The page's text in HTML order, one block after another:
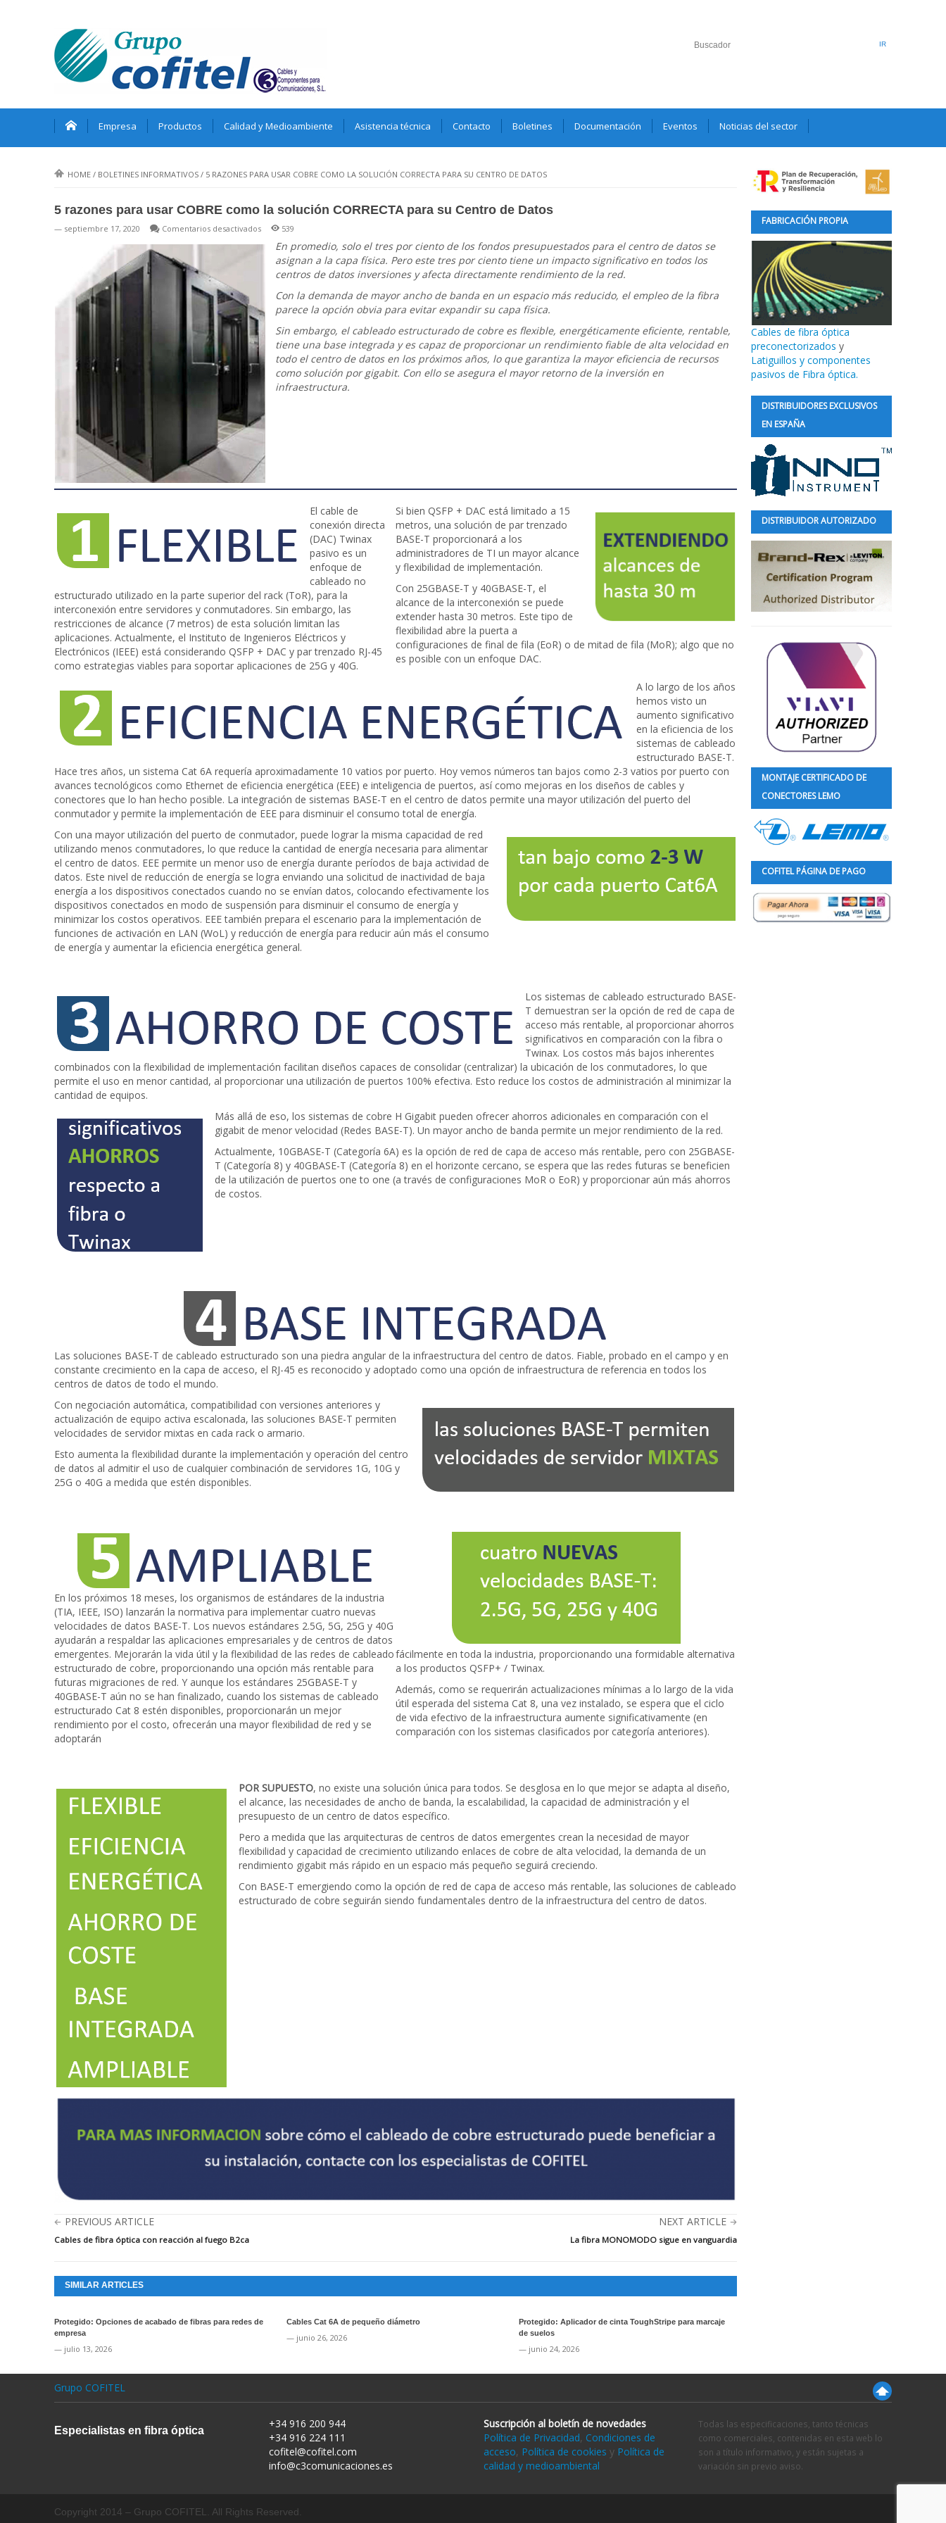
Empresa Productos Calidad y Medioambiente Asistencia técnica Contacto Boletines Documentación Eventos Noticias del sector
HOME / BOLETINES INFORMATIVOS / 5 RAZONES PARA USAR COBRE COMO LA SOLUCIÓN CORRECTA PARA SU CENTRO DE DATOS
5 razones para usar COBRE como la solución CORRECTA para su Centro de Datos
— septiembre 17, 2020 Comentarios desactivadosen
5
razones
COBRE
como
solución
CORRECTA
para
su
de
539
En promedio, solo el tres por ciento de los fondos presupuestados para el centro de datos se
asignan a la capa física. Pero este tres por ciento tiene un impacto significativo en todos los
centros de datos inversiones y afecta directamente rendimiento de la red.
Con la demanda de mayor ancho de banda en un espacio más reducido, el empleo de la fibra
parece la opción obvia para evitar expandir su capa física.
Sin embargo, el cableado estructurado de cobre es flexible, energéticamente eficiente, rentable,
tiene una base integrada y es capaz de proporcionar un rendimiento fiable de alta velocidad en
todo el centro de datos en los próximos años, lo que garantiza la mayor eficiencia de recursos
como solución por gigabit. Con ello se asegura el mayor retorno de la inversión en
infraestructura.
El cable de
conexión directa
(DAC) Twinax
pasivo es un
enfoque de
cableado no
estructurado utilizado en la parte superior del rack (ToR), para la
interconexión entre servidores y conmutadores. Sin embargo, las
restricciones de alcance (7 metros) de esta solución limitan las
aplicaciones. Actualmente, el Instituto de Ingenieros Eléctricos y
Electrónicos (IEEE) está considerando QSFP + DAC y par trenzado RJ-45
como estrategias viables para soportar aplicaciones de 25G y 40G.
Si bien QSFP + DAC está limitado a 15
metros, una solución de par trenzado
BASE-T proporcionará a los
administradores de TI un mayor alcance
y flexibilidad de implementación.
Con 25GBASE-T y 40GBASE-T, el
alcance de la interconexión se puede
extender hasta 30 metros. Este tipo de
flexibilidad abre la puerta a
configuraciones de final de fila (EoR) o de mitad de fila (MoR); algo que no
es posible con un enfoque DAC.
A lo largo de los años
hemos visto un
aumento significativo
en la eficiencia de los
sistemas de cableado
estructurado BASE-T.
Hace tres años, un sistema Cat 6A requería aproximadamente 10 vatios por puerto. Hoy vemos números tan bajos como 2-3 vatios por puerto con
avances tecnológicos como Ethernet de eficiencia energética (EEE) e inteligencia de puertos, así como mejoras en los diseños de cables y
conectores que lo han hecho posible. La integración de sistemas BASE-T en el centro de datos permite una mayor utilización del puerto del
conmutador y permite la implementación de EEE para disminuir el consumo total de energía.
Con una mayor utilización del puerto de conmutador, puede lograr la misma capacidad de red
utilizando menos conmutadores, lo que reduce la cantidad de energía necesaria para alimentar
el centro de datos. EEE permite un menor uso de energía durante períodos de baja actividad de
datos. Este nivel de reducción de energía se logra enviando una solicitud de inactividad de baja
energía a los dispositivos conectados cuando no se envían datos, colocando efectivamente los
dispositivos conectados en modo de suspensión para disminuir el consumo de energía y
minimizar los costos operativos. EEE también prepara el escenario para la implementación de
funciones de activación en LAN (WoL) y reducción de energía para reducir aún más el consumo
de energía y aumentar la eficiencia energética general.
Los sistemas de cableado estructurado BASE-
T demuestran ser la opción de red de capa de
acceso más rentable, al proporcionar ahorros
significativos en comparación con la fibra o
Twinax. Los costos más bajos inherentes
combinados con la flexibilidad de implementación facilitan diseños capaces de consolidar (centralizar) la ubicación de los conmutadores, lo que
permite el uso en menor cantidad, al proporcionar una utilización de puertos 100% efectiva. Esto reduce los costos de administración al minimizar la
cantidad de equipos.
Más allá de eso, los sistemas de cobre H Gigabit pueden ofrecer ahorros adicionales en comparación con el
gigabit de menor velocidad (Redes BASE-T). Un mayor ancho de banda permite un mejor rendimiento de la red.
Actualmente, 10GBASE-T (Categoría 6A) es la opción de red de capa de acceso más rentable, pero con 25GBASE-
T (Categoría 8) y 40GBASE-T (Categoría 8) en el horizonte cercano, se espera que las redes futuras se beneficien
de la utilización de puertos one to one (a través de configuraciones MoR o EoR) y proporcionar aún más ahorros
de costos.
Las soluciones BASE-T de cableado estructurado son una piedra angular de la infraestructura del centro de datos. Fiable, probado en el campo y en
constante crecimiento en la capa de acceso, el RJ-45 es reconocido y adoptado como una opción de infraestructura de referencia en todos los
centros de datos de todo el mundo.
Con negociación automática, compatibilidad con versiones anteriores y
actualización de equipo activa escalonada, las soluciones BASE-T permiten
velocidades de servidor mixtas en cada rack o armario.
Esto aumenta la flexibilidad durante la implementación y operación del centro
de datos al admitir el uso de cualquier combinación de servidores 1G, 10G y
25G o 40G a medida que estén disponibles.
En los próximos 18 meses, los organismos de estándares de la industria
(TIA, IEEE, ISO) lanzarán la normativa para implementar cuatro nuevas
velocidades de datos BASE-T. Los nuevos estándares 2.5G, 5G, 25G y 40G
ayudarán a respaldar las aplicaciones empresariales y de centros de datos
emergentes. Mejorarán la vida útil y la flexibilidad de las redes de cableado
estructurado de cobre, proporcionando una opción más rentable para
futuras migraciones de red. Y aunque los estándares 25GBASE-T y
40GBASE-T aún no se han finalizado, cuando los sistemas de cableado
estructurado Cat 8 estén disponibles, proporcionarán un mejor
rendimiento por el costo, ofrecerán una mayor flexibilidad de red y se
adoptarán
fácilmente en toda la industria, proporcionando una formidable alternativa
a los productos QSFP+ / Twinax.
Además, como se requerirán actualizaciones mínimas a lo largo de la vida
útil esperada del sistema Cat 8, una vez instalado, se espera que el ciclo
de vida efectivo de la infraestructura aumente significativamente (en
comparación con los sistemas clasificados por categoría anteriores).
POR SUPUESTO, no existe una solución única para todos. Se desglosa en lo que mejor se adapta al diseño,
el alcance, las necesidades de ancho de banda, la escalabilidad, la capacidad de administración y el
presupuesto de un centro de datos específico.
Pero a medida que las arquitecturas de centros de datos emergentes crean la necesidad de mayor
flexibilidad y capacidad de crecimiento utilizando enlaces de cobre de alta velocidad, la demanda de un
rendimiento gigabit más rápido en un espacio más pequeño seguirá creciendo.
Con BASE-T emergiendo como la opción de red de capa de acceso más rentable, las soluciones de cableado
estructurado de cobre seguirán siendo fundamentales dentro de la infraestructura del centro de datos.
PREVIOUS ARTICLE
Cables de fibra óptica con reacción al fuego B2ca
NEXT ARTICLE
La fibra MONOMODO sigue en vanguardia
SIMILAR ARTICLES
Protegido: Opciones de acabado de fibras para redes de
empresa
— julio 13, 2026
Cables Cat 6A de pequeño diámetro
— junio 26, 2026
Protegido: Aplicador de cinta ToughStripe para marcaje
de suelos
— junio 24, 2026
FABRICACIÓN PROPIA
Cables de fibra óptica
preconectorizados y
Latiguillos y componentes
pasivos de Fibra óptica.
DISTRIBUIDORES EXCLUSIVOS
EN ESPAÑA
DISTRIBUIDOR AUTORIZADO
MONTAJE CERTIFICADO DE
CONECTORES LEMO
COFITEL PÁGINA DE PAGO
Grupo COFITEL
Especialistas en fibra óptica
+34 916 200 944
+34 916 224 111
cofitel@cofitel.com
info@c3comunicaciones.es
Suscripción al boletín de novedades
Política de Privacidad, Condiciones de
acceso, Política de cookies y Política de
calidad y medioambiental
Todas las especificaciones, tanto técnicas
como comerciales, contenidas en esta web lo
son a título informativo, y están sujetas a
variación sin previo aviso.
Copyright 2014 – Grupo COFITEL. All Rights Reserved.